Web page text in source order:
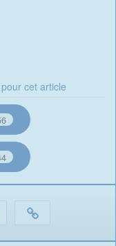
cet article